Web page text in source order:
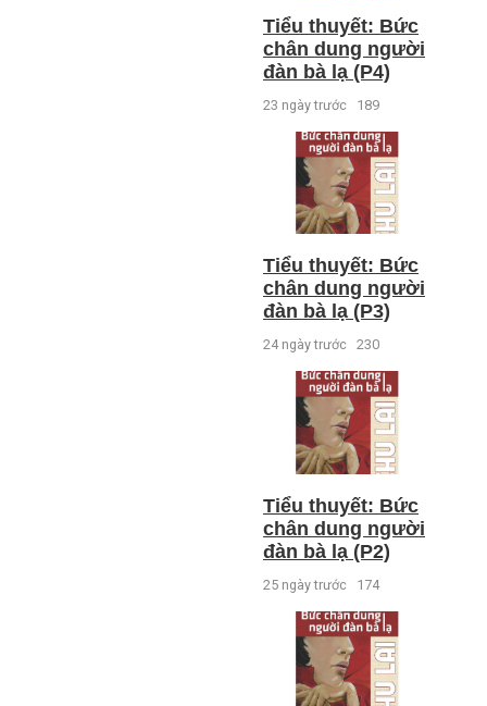
Tiểu thuyết: Bức
chân dung người
đàn bà lạ (P4)
23 ngày trước 189
Tiểu thuyết: Bức
chân dung người
đàn bà lạ (P3)
24 ngày trước 230
Tiểu thuyết: Bức
chân dung người
đàn bà lạ (P2)
25 ngày trước 174